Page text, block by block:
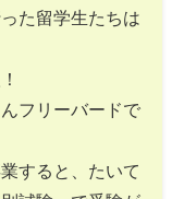
た留学生たちは
フリーバードで
すると、たいて